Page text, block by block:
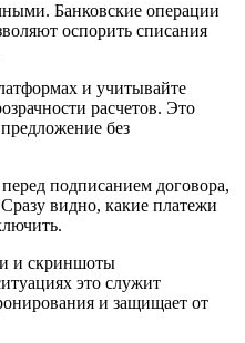
Банковские операции
оспорить списания
и учитывайте
расчетов. Это
без
подписанием договора,
видно, какие платежи
и скриншоты
это служит
и защищает от